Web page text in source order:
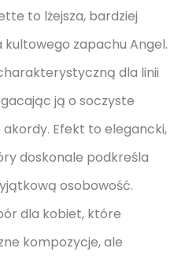
to lżejsza, bardziej
zapachu Angel.
dla linii
ją o soczyste
Efekt to elegancki,
doskonale podkreśla
osobowość.
dla kobiet, które
kompozycje, ale